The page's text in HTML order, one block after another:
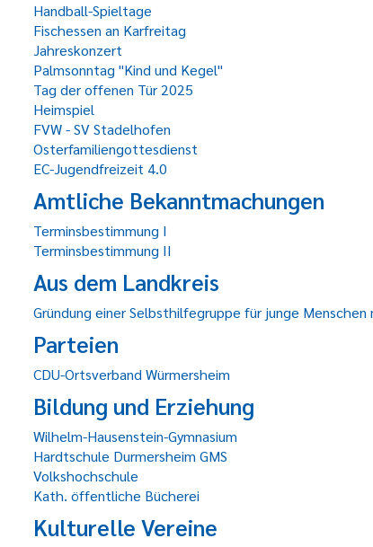
Handball-Spieltage
Fischessen an Karfreitag
Jahreskonzert
Palmsonntag "Kind und Kegel"
Tag der offenen Tür 2025
Heimspiel
FVW - SV Stadelhofen
Osterfamiliengottesdienst
EC-Jugendfreizeit 4.0
Amtliche Bekanntmachungen
Terminsbestimmung I
Terminsbestimmung II
Aus dem Landkreis
Gründung einer Selbsthilfegruppe für junge Menschen
Parteien
CDU-Ortsverband Würmersheim
Bildung und Erziehung
Wilhelm-Hausenstein-Gymnasium
Hardtschule Durmersheim GMS
Volkshochschule
Kath. öffentliche Bücherei
Kulturelle Vereine